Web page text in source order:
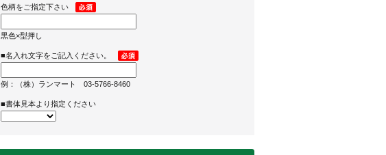
色柄をご指定下さい
黒色×型押し
■名入れ文字をご記入ください。
例：（株）ランマート 03-5766-8460
■書体見本より指定ください